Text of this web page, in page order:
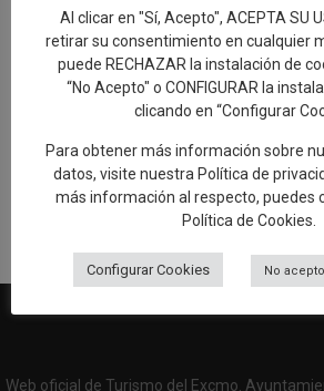
Añadir reseña en
Rellenar encuesta de
Web oficial de Turismo del Excmo.
Al clicar en "Sí, Acepto", ACEPTA SU
retirar su consentimiento en cualquier
puede RECHAZAR la instalación de
“No Acepto" o CONFIGURAR la
clicando en “Configurar
Para obtener más información sobre
datos, visite nuestra Política de
más información al respecto, puedes
Política de Cookies
Configurar Cookies No acepto